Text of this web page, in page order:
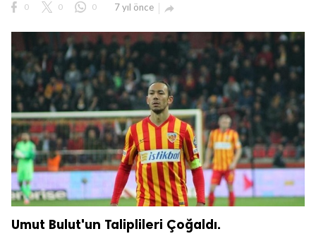
0 0 0 7 yıl önce 
Umut Bulut'un Taliplileri Çoğaldı.